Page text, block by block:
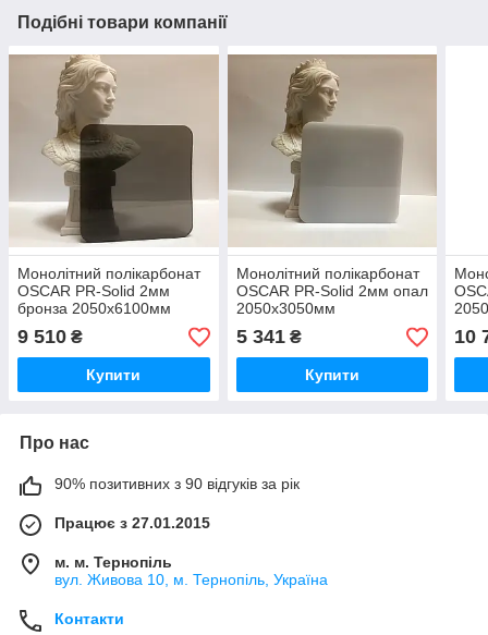
Подібні товари компанії
Монолітний полікарбонат
OSCAR PR-Solid 2мм
бронза 2050х6100мм
9 510 ₴
Купити
Монолітний полікарбонат
OSCAR PR-Solid 2мм опал
2050х3050мм
5 341₴
Купити
10
Про нас
90% позитивних з 90 відгуків за рік
Працює з 27.01.2015
м. м. Тернопіль
вул. Живова 10, м. Тернопіль, Україна
Контакти